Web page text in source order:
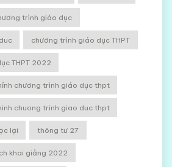
trình giáo dục
chương trình giáo dục THPT
THPT 2022
chương trình giáo dục thpt
chuong trinh giao duc thpt
lại thông tư 27
khai giảng 2022